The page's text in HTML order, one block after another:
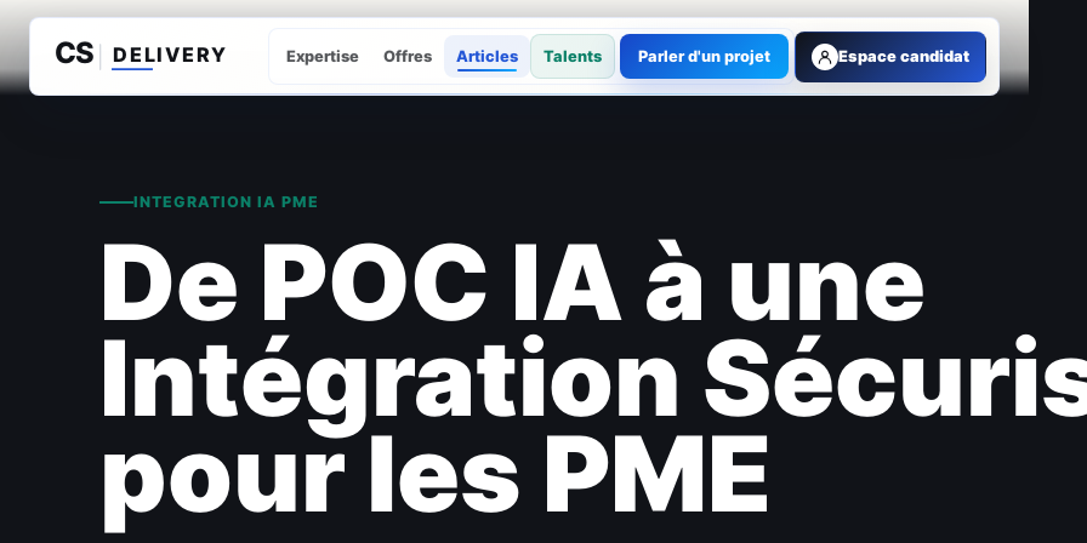
Expertise Offres Articles Talents Parler d'un projet Espace candidat
INTEGRATION IA PME
De POC IA à une
Intégration
pour les PME